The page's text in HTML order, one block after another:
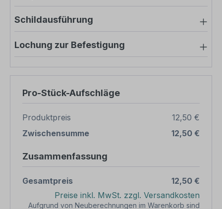
Schildausführung
Lochung zur Befestigung
Pro-Stück-Aufschläge
Produktpreis
12,50 €
Zwischensumme
12,50 €
Zusammenfassung
Gesamtpreis
12,50 €
Preise inkl. MwSt. zzgl. Versandkosten
Aufgrund von Neuberechnungen im Warenkorb sind